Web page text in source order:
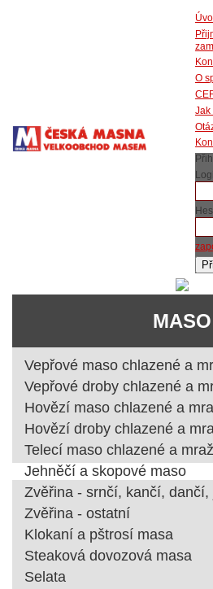
O
Jak
MASO
Vepřové maso chlazené a
Vepřové droby chlazené a
Hovězí maso chlazené a
Hovězí droby chlazené a
Telecí maso chlazené a
Jehněčí a skopové maso
Zvěřina - srnčí, kančí, dančí,
Zvěřina - ostatní
Klokaní a pštrosí masa
Steaková dovozová masa
Selata